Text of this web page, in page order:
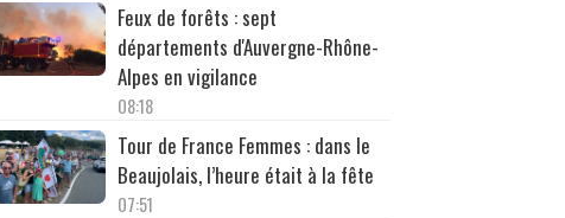
Feux de forêts : sept
départements d'Auvergne-Rhône-
Alpes en vigilance
08:18
Tour de France Femmes : dans le
Beaujolais, l’heure était à la fête
07:51